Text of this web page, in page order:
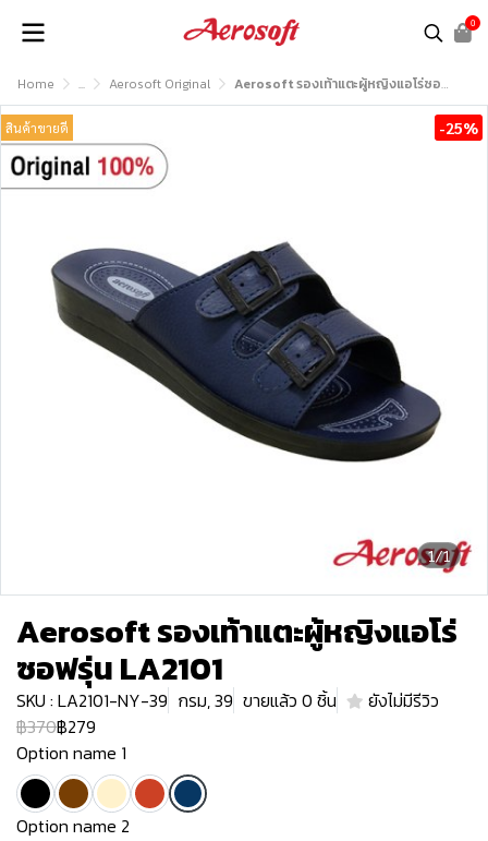
0
Home ... Aerosoft Original Aerosoft รองเท้าแตะผู้หญิงแอโร่ซอฟรุ่น LA2101
1/1
สินค้าขายดี -25%
Aerosoft รองเท้าแตะผู้หญิงแอโร่
ซอฟรุ่น LA2101
SKU : LA2101-NY-39 กรม, 39 ขายแล้ว 0 ชิ้น
ยังไม่มีรีวิว
฿370฿279
Option name 1
Option name 2